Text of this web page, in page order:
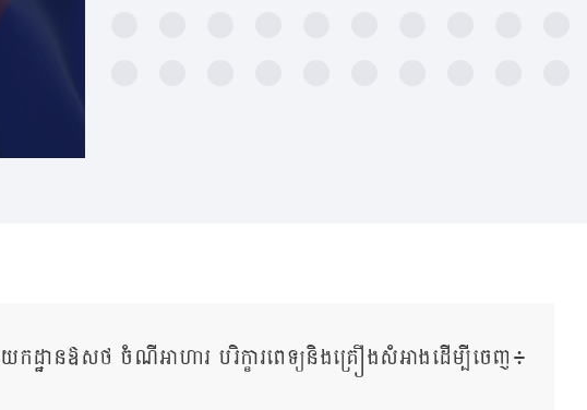
ដ្ឋានឱសថ​ ចំណីអាហារ បរិក្ខារពេទ្យនិងគ្រឿងសំអាងដើម្បីចេញ៖